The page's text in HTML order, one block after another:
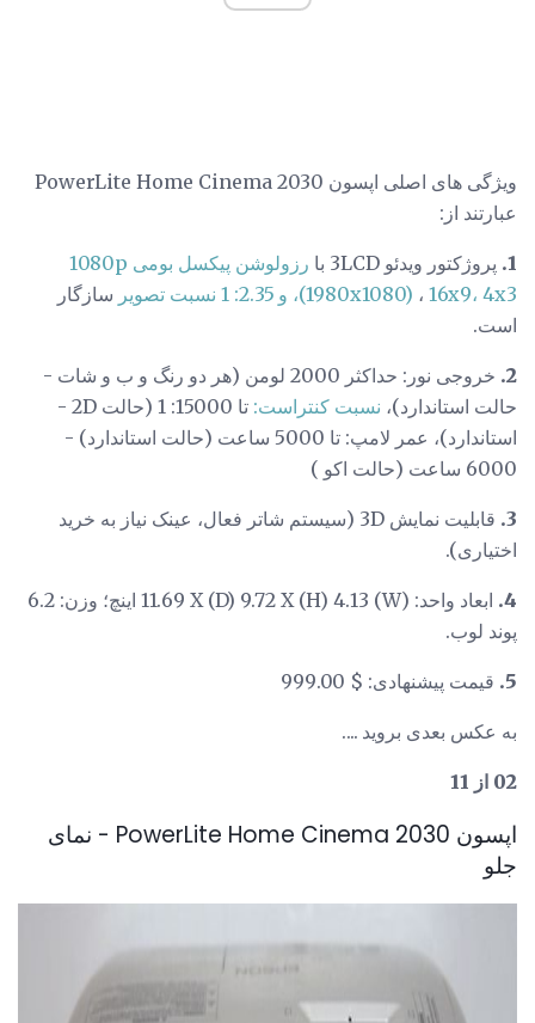
ویژگی های اصلی اپسون PowerLite Home Cinema 2030
عبارتند از:
1. پروژکتور ویدئو 3LCD با رزولوشن پیکسل بومی 1080p
(1980x1080) ، 16x9، 4x3، و 2.35: 1 نسبت تصویر
سازگار
است.
2.
خروجی نور: حداکثر 2000 لومن (هر دو رنگ و ب و شات -
حالت استاندارد)، نسبت کنتراست:
تا 15000: 1 (حالت 2D -
استاندارد)، عمر لامپ: تا 5000 ساعت (حالت استاندارد) -
6000 ساعت (حالت اکو )
3.
قابلیت نمایش 3D (سیستم شاتر فعال، عینک نیاز به خرید
اختیاری).
4.
ابعاد واحد: (W) 11.69 X (D) 9.72 X (H) 4.13 اینچ؛ وزن: 6.2
پوند لوب.
5. قیمت پیشنهادی: $ 999.00
به عکس بعدی بروید ....
02 از 11
اپسون PowerLite Home Cinema 2030 - نمای
جلو